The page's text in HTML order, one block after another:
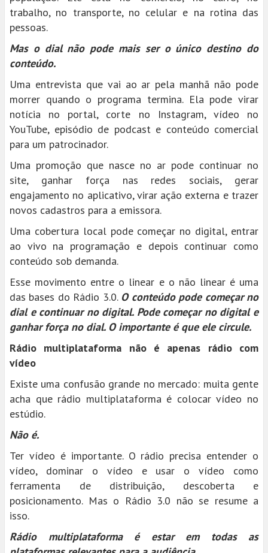
trabalho, no transporte, no celular e na rotina das
pessoas.
Mas o dial não pode mais ser o único destino do
conteúdo.
Uma entrevista que vai ao ar pela manhã não pode
morrer quando o programa termina. Ela pode virar
notícia no portal, corte no Instagram, vídeo no
YouTube, episódio de podcast e conteúdo comercial
para um patrocinador.
Uma promoção que nasce no ar pode continuar no
site, ganhar força nas redes sociais, gerar
engajamento no aplicativo, virar ação externa e trazer
novos cadastros para a emissora.
Uma cobertura local pode começar no digital, entrar
ao vivo na programação e depois continuar como
conteúdo sob demanda.
Esse movimento entre o linear e o não linear é uma
das bases do Rádio 3.0. O conteúdo pode começar no
dial e continuar no digital. Pode começar no digital e
ganhar força no dial. O importante é que ele circule.
Rádio multiplataforma não é apenas rádio com
vídeo
Existe uma confusão grande no mercado: muita gente
acha que rádio multiplataforma é colocar vídeo no
estúdio.
Não é.
Ter vídeo é importante. O rádio precisa entender o
vídeo, dominar o vídeo e usar o vídeo como
ferramenta de distribuição, descoberta e
posicionamento. Mas o Rádio 3.0 não se resume a
isso.
Rádio multiplataforma é estar em todas as